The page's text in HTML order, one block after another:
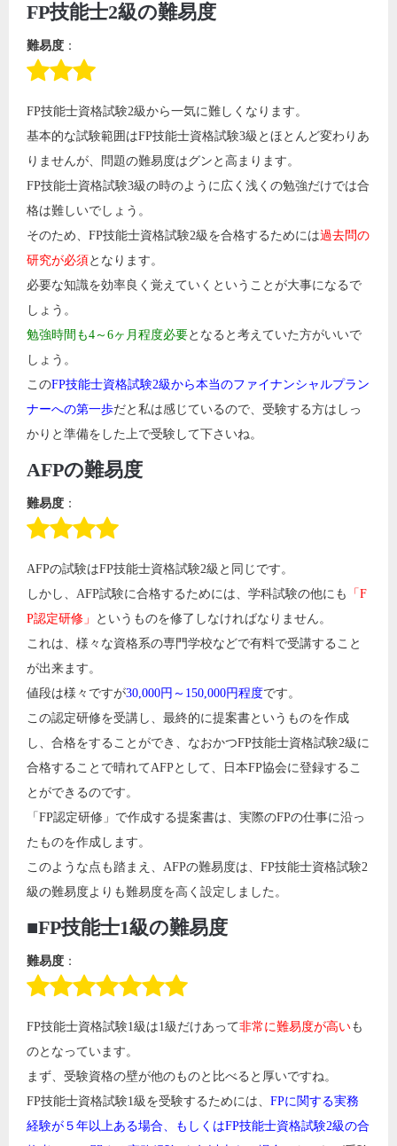
FP技能士2級の難易度
難易度 ：
FP技能士資格試験2級から一気に難しくなります。
基本的な試験範囲はFP技能士資格試験3級とほとんど変わりあ
りませんが、問題の難易度はグンと高まります。
FP技能士資格試験3級の時のように広く浅くの勉強だけでは合
格は難しいでしょう。
そのため、FP技能士資格試験2級を合格するためには過去問の
研究が必須となります。
必要な知識を効率良く覚えていくということが大事になるで
しょう。
勉強時間も4～6ヶ月程度必要となると考えていた方がいいで
しょう。
このFP技能士資格試験2級から本当のファイナンシャルプラン
ナーへの第一歩だと私は感じているので、受験する方はしっ
かりと準備をした上で受験して下さいね。
AFPの難易度
難易度 ：
AFPの試験はFP技能士資格試験2級と同じです。
しかし、AFP試験に合格するためには、学科試験の他にも
「F
P認定研修」
というものを修了しなければなりません。
これは、様々な資格系の専門学校などで有料で受講すること
が出来ます。
値段は様々ですが30,000円～150,000円程度です。
この認定研修を受講し、最終的に提案書というものを作成
し、合格をすることができ、なおかつFP技能士資格試験2級に
合格することで晴れてAFPとして、日本FP協会に登録するこ
とができるのです。
「FP認定研修」で作成する提案書は、実際のFPの仕事に沿っ
たものを作成します。
このような点も踏まえ、AFPの難易度は、FP技能士資格試験2
級の難易度よりも難易度を高く設定しました。
■FP技能士1級の難易度
難易度 ：
FP技能士資格試験1級は1級だけあって非常に難易度が高いも
のとなっています。
まず、受験資格の壁が他のものと比べると厚いですね。
FP技能士資格試験1級を受験するためには、 FPに関する実務
経験が５年以上ある場合、もしくはFP技能士資格試験2級の合